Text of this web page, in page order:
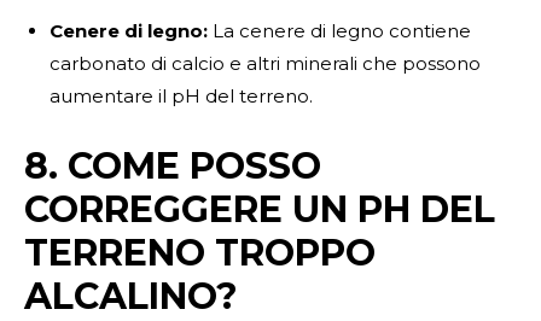
Cenere di legno: La cenere di legno contiene
carbonato di calcio e altri minerali che possono
aumentare il pH del terreno.
8. COME POSSO
CORREGGERE UN PH DEL
TERRENO TROPPO
ALCALINO?